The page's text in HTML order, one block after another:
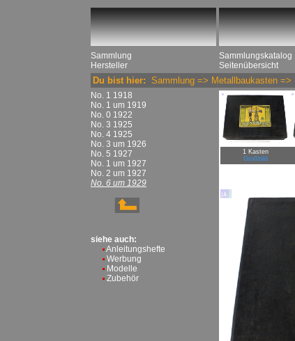
Sammlung
Hersteller
Sammlungskatalog
Seitenübersicht
Du bist hier: Sammlung => Metallbaukasten =>
No. 1 1918
No. 1 um 1919
No. 0 1922
No. 3 1925
No. 4 1925
No. 3 um 1926
No. 5 1927
No. 1 um 1927
No. 2 um 1927
No. 6 um 1929
siehe auch:
Anleitungshefte
Werbung
Modelle
Zubehör
1 Kasten
Großbild